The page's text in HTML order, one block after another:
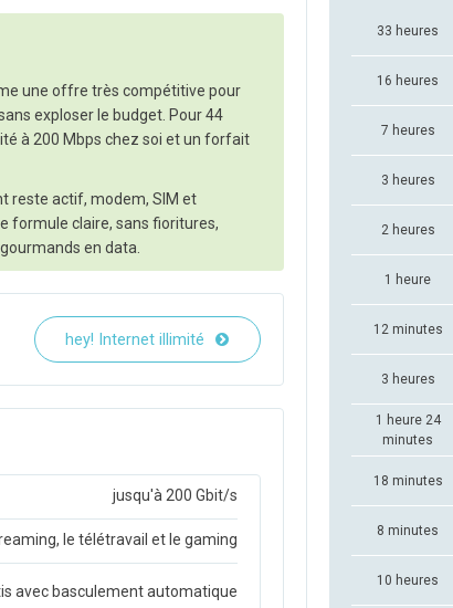
une offre très compétitive pour
exploser le budget. Pour 44
à 200 Mbps chez soi et un forfait
reste actif, modem, SIM et
formule claire, sans fioritures,
en data.
hey! Internet illimité
jusqu'à 200 Gbit/s
le télétravail et le gaming
avec basculement automatique
33 heures
16 heures
7 heures
3 heures
2 heures
1 heure
12 minutes
3 heures
1 heure 24
minutes
18 minutes
8 minutes
10 heures